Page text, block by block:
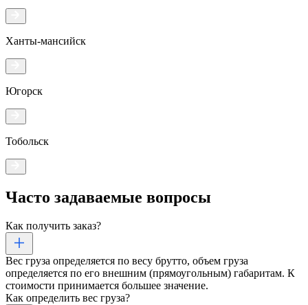
Ханты-мансийск
Югорск
Тобольск
Часто задаваемые вопросы
Как получить заказ?
Вес груза определяется по весу брутто, объем груза
определяется по его внешним (прямоугольным) габаритам. К
стоимости принимается большее значение.
Как определить вес груза?